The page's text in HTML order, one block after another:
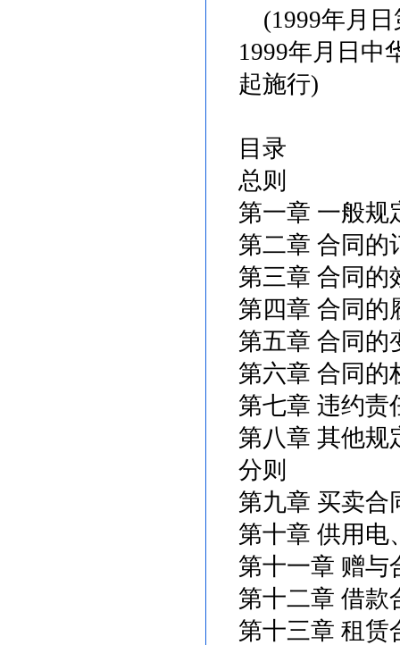
(1999年月日
1999年月日中
起施行)
目录
总则
第一章 一般规
第二章 合同的
第三章 合同的
第四章 合同的
第五章 合同的
第六章 合同的
第七章 违约责
第八章 其他规
分则
第九章 买卖合
第十章 供用电
第十一章 赠与
第十二章 借款
第十三章 租赁